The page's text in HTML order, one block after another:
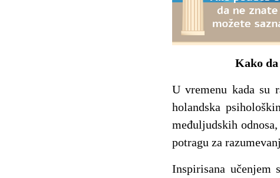
Kako
U vremenu kada su
holandska
međuljudskih
potragu za
Inspirisana